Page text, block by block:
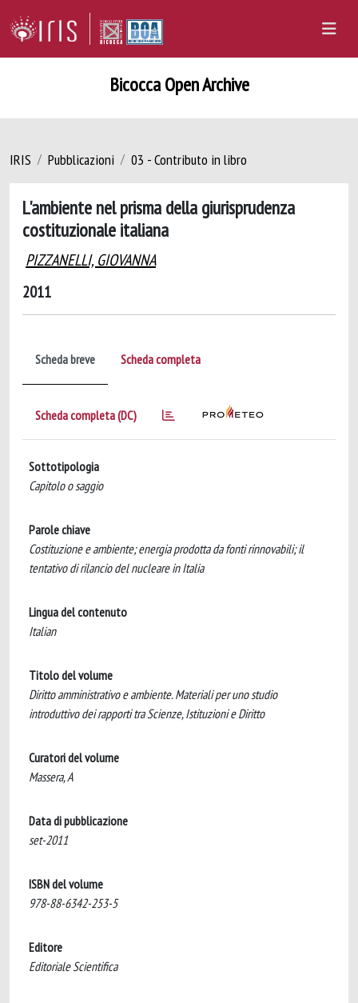
Bicocca Open Archive
IRIS Pubblicazioni 03 - Contributo in libro
L'ambiente nel prisma della giurisprudenza
costituzionale italiana
PIZZANELLI, GIOVANNA
2011
Scheda breve Scheda completa
Scheda completa (DC)
Sottotipologia
Capitolo o saggio
Parole chiave
Costituzione e ambiente; energia prodotta da fonti rinnovabili; il
tentativo di rilancio del nucleare in Italia
Lingua del contenuto
Italian
Titolo del volume
Diritto amministrativo e ambiente. Materiali per uno studio
introduttivo dei rapporti tra Scienze, Istituzioni e Diritto
Curatori del volume
Massera, A
Data di pubblicazione
set-2011
ISBN del volume
978-88-6342-253-5
Editore
Editoriale Scientifica